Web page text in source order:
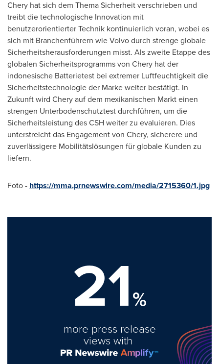
Chery hat sich dem Thema Sicherheit verschrieben und
treibt die technologische Innovation mit
benutzerorientierter Technik kontinuierlich voran, wobei es
sich mit Branchenführern wie Volvo durch strenge globale
Sicherheitsherausforderungen misst. Als zweite Etappe des
globalen Sicherheitsprogramms von Chery hat der
indonesische Batterietest bei extremer Luftfeuchtigkeit die
Sicherheitstechnologie der Marke weiter bestätigt. In
Zukunft wird Chery auf dem mexikanischen Markt einen
strengen Unterbodenschutztest durchführen, um die
Sicherheitsleistung des CSH weiter zu evaluieren. Dies
unterstreicht das Engagement von Chery, sicherere und
zuverlässigere Mobilitätslösungen für globale Kunden zu
liefern.
Foto - https://mma.prnewswire.com/media/2715360/1.jpg
21%
more press release
views with